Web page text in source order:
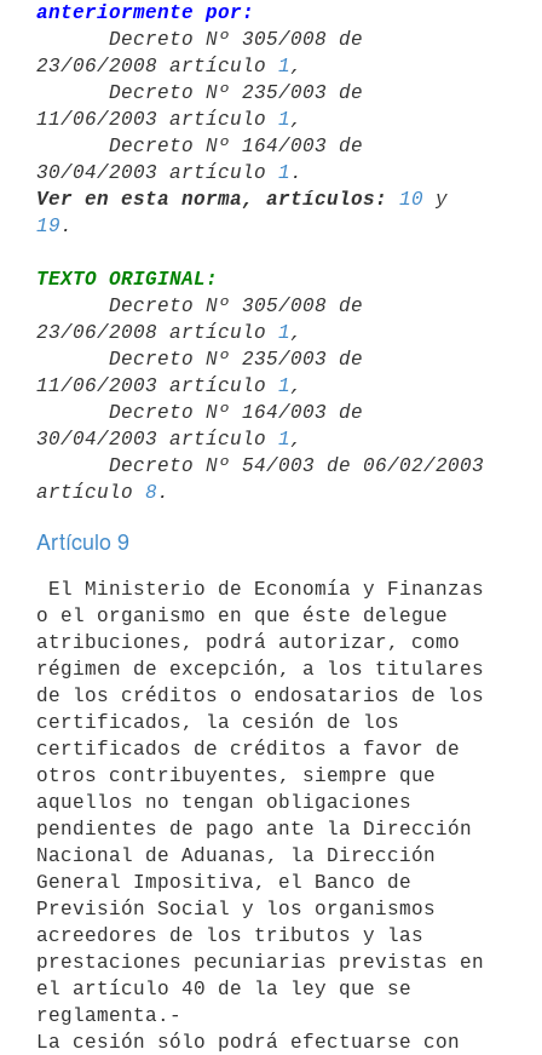
anteriormente por:
23/06/2008 artículo 1 ,
11/06/2003 artículo 1 ,
30/04/2003 artículo 1
Ver en esta norma, artículos:
10
19
TEXTO ORIGINAL:
23/06/2008 artículo 1 ,
11/06/2003 artículo 1 ,
30/04/2003 artículo 1 ,
artículo 8
Artículo 9
o el organismo en que éste delegue
atribuciones, podrá autorizar, como
régimen de excepción, a los titulares
de los créditos o endosatarios de los
certificados, la cesión de los
certificados de créditos a favor de
otros contribuyentes, siempre que
aquellos no tengan obligaciones
pendientes de pago ante la Dirección
Nacional de Aduanas, la Dirección
General Impositiva, el Banco de
Previsión Social y los organismos
acreedores de los tributos y las
prestaciones pecuniarias previstas en
el artículo 40 de la ley que se
reglamenta.-
La cesión sólo podrá efectuarse con